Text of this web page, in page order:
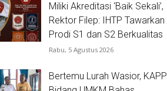
Miliki Akreditasi ‘Baik Sekali’,
Rektor Filep: IHTP Tawarkan
Prodi S1 dan S2 Berkualitas
Rabu, 5 Agustus 2026
Bertemu Lurah Wasior, KAPP